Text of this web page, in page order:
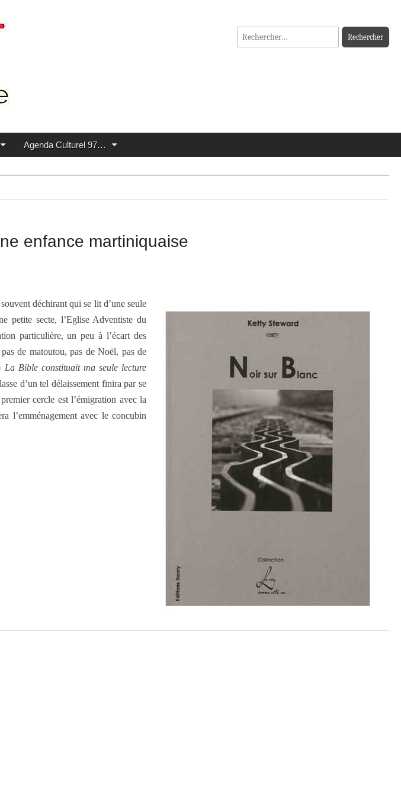
Rechercher :
Agenda Culturel 97…
enfance martiniquaise
déchirant qui se lit d’une seule
petite secte, l’Eglise Adventiste du
particulière, un peu à l’écart des
de matoutou, pas de Noël, pas de
La Bible constituait ma seule lecture
d’un tel délaissement finira par se
cercle est l’émigration avec la
l’emménagement avec le concubin